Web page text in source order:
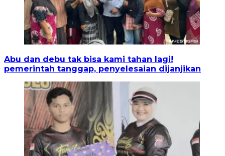
Abu dan debu tak bisa kami tahan lagi!
pemerintah tanggap, penyelesaian dijanjikan